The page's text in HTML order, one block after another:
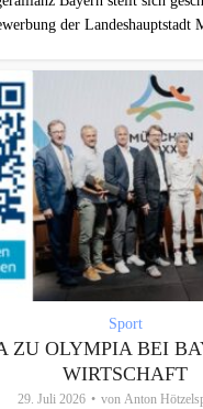
der Landeshauptstadt
Sport
ZU OLYMPIA BEI
WIRTSCHAFT
29. Juli 2026 von Anton